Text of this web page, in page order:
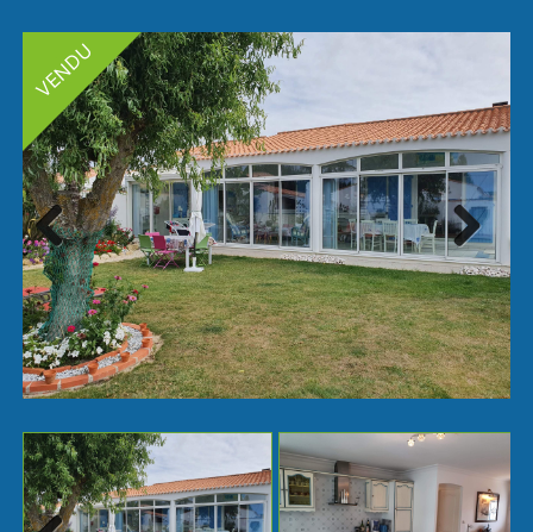
Previ
ous
Next